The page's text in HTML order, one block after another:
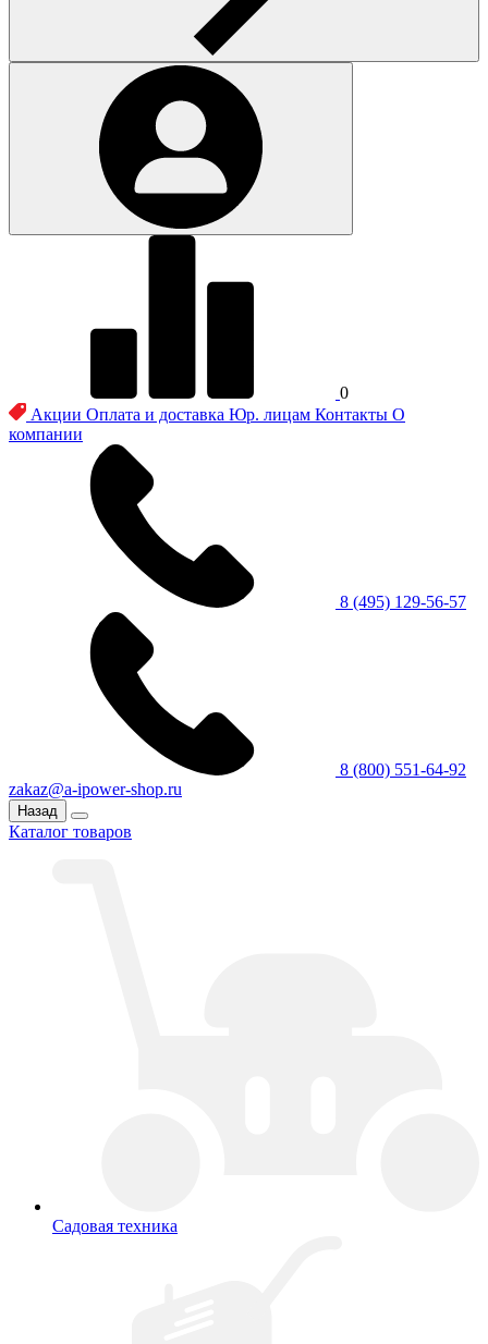
0
Акции Оплата и доставка Юр. лицам Контакты О
компании
8 (495) 129-56-57
8 (800) 551-64-92
zakaz@a-ipower-shop.ru
Назад
Каталог товаров
Садовая техника